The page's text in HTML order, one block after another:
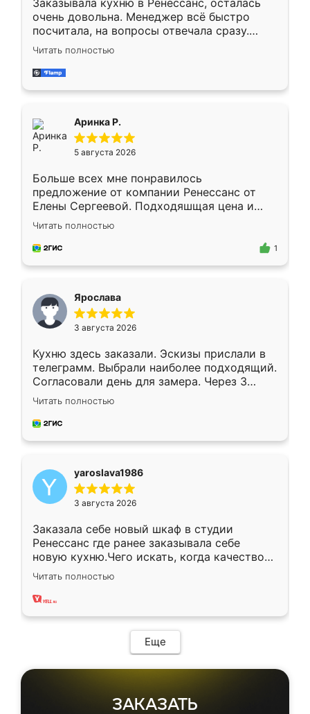
Заказывала кухню в Ренессанс, осталась
очень довольна. Менеджер всё быстро
посчитала, на вопросы отвечала сразу.
Замерщик приехал в субботу, подошёл к
делу со всей ответственностью. Собрали
за день, ребята работали аккуратно, даже
Читать полностью
Аринка Р.
5 августа 2026
Больше всех мне понравилось
предложение от компании Ренессанс от
Елены Сергеевой. Подходяшщая цена и
короткие сроки изготовления. Приехавший
для замера сотрудник Владислав
предложил по моему эскизу самый
Читать полностью
1
Ярослава
3 августа 2026
Кухню здесь заказали. Эскизы прислали в
телеграмм. Выбрали наиболее подходящий.
Согласовали день для замера. Через 3
недели кухня была уже готова. Остались
довольны работой. Спасибо Ренессанс
мебель за качественную работу!
Читать полностью
yaroslava1986
3 августа 2026
Заказала себе новый шкаф в студии
Ренессанс где ранее заказывала себе
новую кухню.Чего искать, когда качеством
вполне довольна. Служит кухня уже почти
два года, нареканий нет.
Читать полностью
Еще
ЗАКАЗАТЬ